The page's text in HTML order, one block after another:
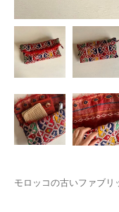
モロッコの古いファブ